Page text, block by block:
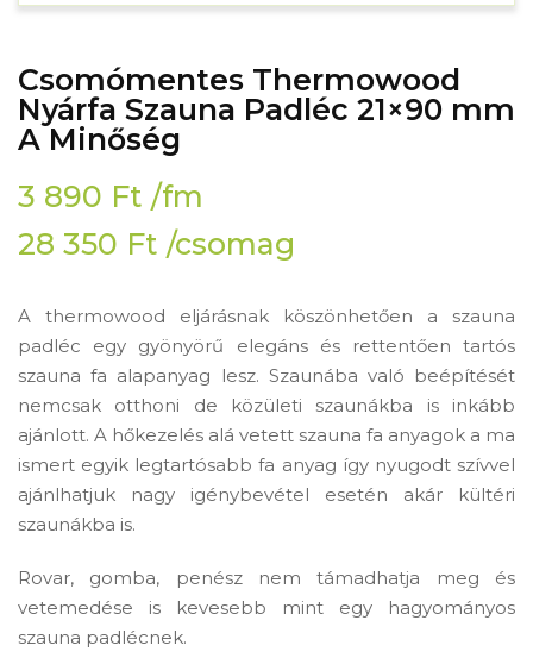
Csomómentes Thermowood
Nyárfa Szauna Padléc 21×90 mm
A Minőség
3 890 Ft /fm
28 350 Ft /csomag
A thermowood eljárásnak köszönhetően a szauna
padléc egy gyönyörű elegáns és rettentően tartós
szauna fa alapanyag lesz. Szaunába való beépítését
nemcsak otthoni de közületi szaunákba is inkább
ajánlott. A hőkezelés alá vetett szauna fa anyagok a ma
ismert egyik legtartósabb fa anyag így nyugodt szívvel
ajánlhatjuk nagy igénybevétel esetén akár kültéri
szaunákba is.
Rovar, gomba, penész nem támadhatja meg és
vetemedése is kevesebb mint egy hagyományos
szauna padlécnek.